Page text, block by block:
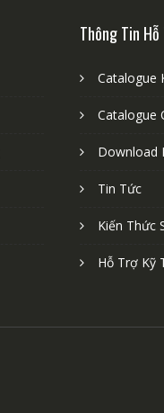
Thông Tin Hỗ
Catalogue
Catalogue
Download
Tin Tức
Kiến Thức
Hỗ Trợ Kỹ